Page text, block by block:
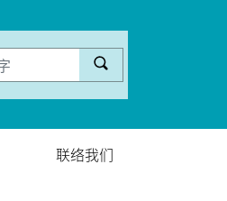
联络我们